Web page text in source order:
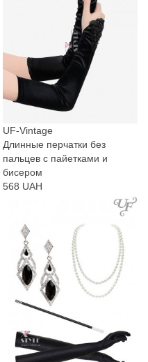
UF-Vintage
Длинные перчатки без
пальцев с пайетками и
бисером
568 UAH